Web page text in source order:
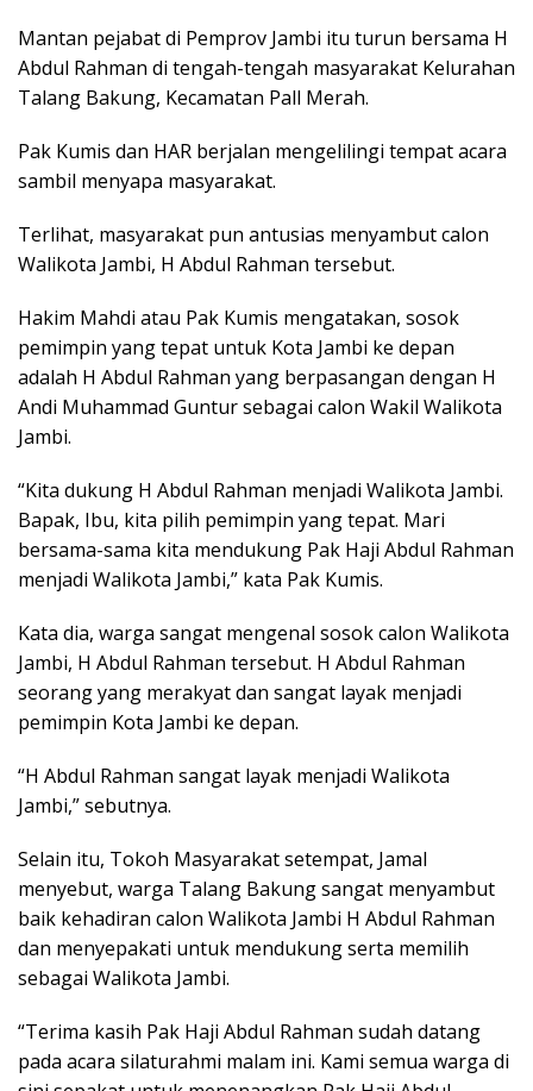
Mantan pejabat di Pemprov Jambi itu turun bersama H
Abdul Rahman di tengah-tengah masyarakat Kelurahan
Talang Bakung, Kecamatan Pall Merah.
Pak Kumis dan HAR berjalan mengelilingi tempat acara
sambil menyapa masyarakat.
Terlihat, masyarakat pun antusias menyambut calon
Walikota Jambi, H Abdul Rahman tersebut.
Hakim Mahdi atau Pak Kumis mengatakan, sosok
pemimpin yang tepat untuk Kota Jambi ke depan
adalah H Abdul Rahman yang berpasangan dengan H
Andi Muhammad Guntur sebagai calon Wakil Walikota
Jambi.
“Kita dukung H Abdul Rahman menjadi Walikota Jambi.
Bapak, Ibu, kita pilih pemimpin yang tepat. Mari
bersama-sama kita mendukung Pak Haji Abdul Rahman
menjadi Walikota Jambi,” kata Pak Kumis.
Kata dia, warga sangat mengenal sosok calon Walikota
Jambi, H Abdul Rahman tersebut. H Abdul Rahman
seorang yang merakyat dan sangat layak menjadi
pemimpin Kota Jambi ke depan.
“H Abdul Rahman sangat layak menjadi Walikota
Jambi,” sebutnya.
Selain itu, Tokoh Masyarakat setempat, Jamal
menyebut, warga Talang Bakung sangat menyambut
baik kehadiran calon Walikota Jambi H Abdul Rahman
dan menyepakati untuk mendukung serta memilih
sebagai Walikota Jambi.
“Terima kasih Pak Haji Abdul Rahman sudah datang
pada acara silaturahmi malam ini. Kami semua warga di